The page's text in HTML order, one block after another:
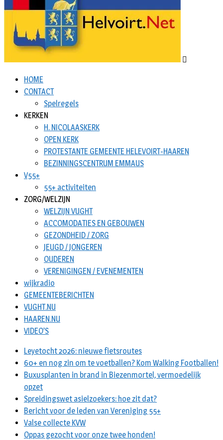
HOME
CONTACT
Spelregels
KERKEN
H. NICOLAASKERK
OPEN KERK
PROTESTANTE GEMEENTE HELEVOIRT-HAAREN
BEZINNINGSCENTRUM EMMAUS
V55+
55+ activiteiten
ZORG/WELZIJN
WELZIJN VUGHT
ACCOMODATIES EN GEBOUWEN
GEZONDHEID / ZORG
JEUGD / JONGEREN
OUDEREN
VERENIGINGEN / EVENEMENTEN
wijkradio
GEMEENTEBERICHTEN
VUGHT.NU
HAAREN.NU
VIDEO’S
Leyetocht 2026: nieuwe fietsroutes
60+ en nog zin om te voetballen? Kom Walking Footballen!
Buxusplanten in brand in Biezenmortel, vermoedelijk
opzet
Spreidingswet asielzoekers: hoe zit dat?
Bericht voor de leden van Vereniging 55+
Valse collecte KVW
Oppas gezocht voor onze twee honden!